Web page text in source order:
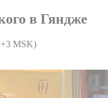
в Гяндже
MSK)